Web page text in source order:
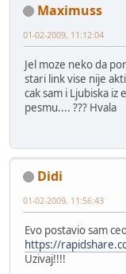
Maximuss
01-02-2009, 11:12:04
Jel moze neko da
stari link vise nije
cak sam i Ljubiska iz
pesmu.... ??? Hvala
Didi
01-02-2009, 11:56:43
Evo postavio sam
https://
Uzivaj!!!!